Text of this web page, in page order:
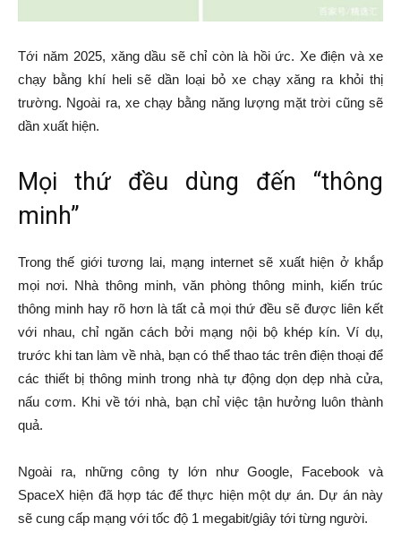
Tới năm 2025, xăng dầu sẽ chỉ còn là hồi ức. Xe điện và xe
chạy bằng khí heli sẽ dần loại bỏ xe chạy xăng ra khỏi thị
trường. Ngoài ra, xe chạy bằng năng lượng mặt trời cũng sẽ
dần xuất hiện.
Mọi thứ đều dùng đến “thông
minh”
Trong thế giới tương lai, mạng internet sẽ xuất hiện ở khắp
mọi nơi. Nhà thông minh, văn phòng thông minh, kiến trúc
thông minh hay rõ hơn là tất cả mọi thứ đều sẽ được liên kết
với nhau, chỉ ngăn cách bởi mạng nội bộ khép kín. Ví dụ,
trước khi tan làm về nhà, bạn có thể thao tác trên điện thoại để
các thiết bị thông minh trong nhà tự động dọn dẹp nhà cửa,
nấu cơm. Khi về tới nhà, bạn chỉ việc tận hưởng luôn thành
quả.
Ngoài ra, những công ty lớn như Google, Facebook và
SpaceX hiện đã hợp tác để thực hiện một dự án. Dự án này
sẽ cung cấp mạng với tốc độ 1 megabit/giây tới từng người.